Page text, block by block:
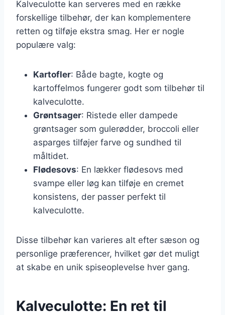
Kalveculotte kan serveres med en række
forskellige tilbehør, der kan komplementere
retten og tilføje ekstra smag. Her er nogle
populære valg:
Kartofler: Både bagte, kogte og
kartoffelmos fungerer godt som tilbehør til
kalveculotte.
Grøntsager: Ristede eller dampede
grøntsager som gulerødder, broccoli eller
asparges tilføjer farve og sundhed til
måltidet.
Flødesovs: En lækker flødesovs med
svampe eller løg kan tilføje en cremet
konsistens, der passer perfekt til
kalveculotte.
Disse tilbehør kan varieres alt efter sæson og
personlige præferencer, hvilket gør det muligt
at skabe en unik spiseoplevelse hver gang.
Kalveculotte: En ret til